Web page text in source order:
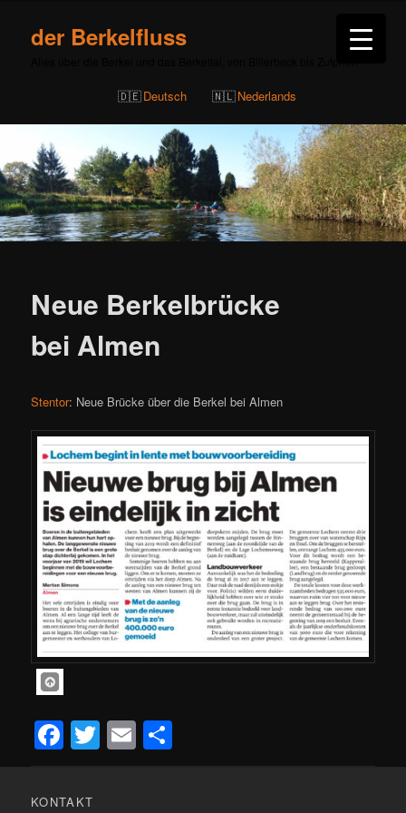
der Berkelfluss
Deutsch Nederlands
Neue Berkelbrücke
bei Almen
Stentor: Neue Brücke über die Berkel bei Almen
Facebook
Twitter
Email
KONTAKT